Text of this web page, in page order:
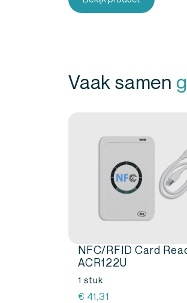
direct meerdere
wensen. Klanten
Vaak samen
NFC/RFID Card
ACR122U
1 stuk
€ 41,31